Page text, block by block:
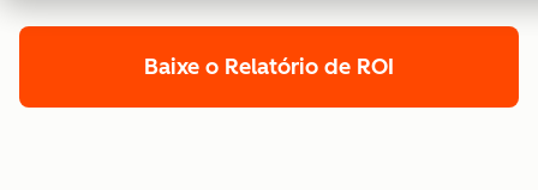
Baixe o Relatório de ROI